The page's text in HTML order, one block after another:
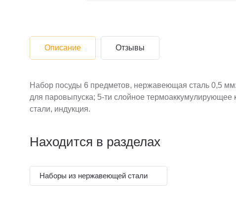
Описание Отзывы
Набор посуды 6 предметов, нержавеющая сталь 0,5
для паровыпуска; 5-ти слойное
стали, индукция.
Находится в разделах
Наборы из нержавеющей стали